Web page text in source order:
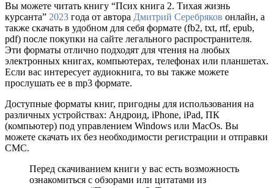
Вы можете читать книгу “Псих книга 2. Тихая жизнь
курсанта” 2023 года от автора Дмитрий Серебряков онлайн, а
также скачать в удобном для себя формате (fb2, txt, rtf, epub,
pdf) после покупки на сайте легального распространителя.
Эти форматы отлично подходят для чтения на любых
электронных книгах, компьютерах, телефонах или планшетах.
Если вас интересует аудиокнига, то вы также можете
прослушать ее в mp3 формате.
Доступные форматы книг, пригодны для использования на
различных устройствах: Андроид, iPhone, iPad, ПК
(компьютер) под управлением Windows или MacOs. Вы
можете скачать их без необходимости регистрации и отправки
СМС.
Перед скачиванием книги у вас есть возможность
ознакомиться с обзорами или цитатами из